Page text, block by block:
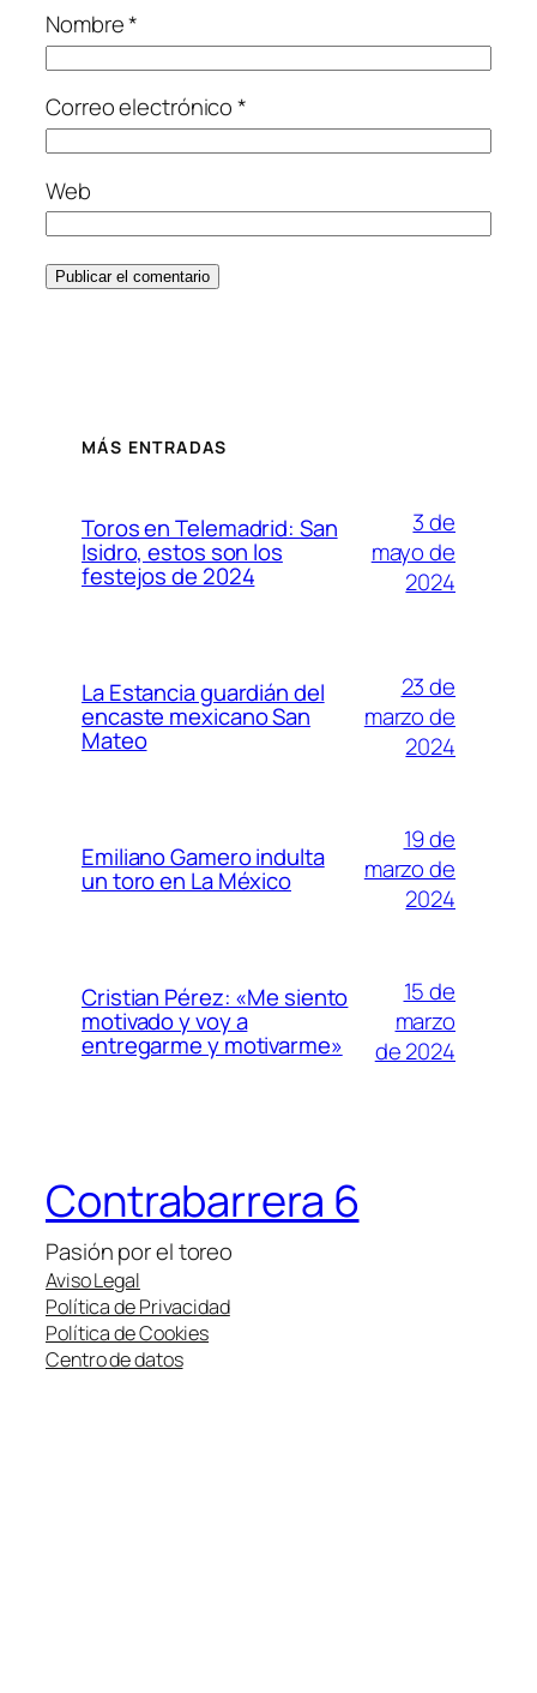
Nombre*
Correo electrónico*
Web
MÁS ENTRADAS
Toros en Telemadrid: San
Isidro, estos son los
festejos de 2024
3 de
mayo de
2024
La Estancia guardián del
encaste mexicano San
Mateo
23 de
marzo de
2024
Emiliano Gamero indulta
un toro en La México
19 de
marzo de
2024
Cristian Pérez: «Me siento
motivado y voy a
entregarme y motivarme»
15 de
marzo
de 2024
Contrabarrera 6
Pasión por el toreo
Aviso Legal
Política de Privacidad
Política de Cookies
Centro de datos